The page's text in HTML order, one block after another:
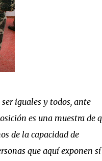
ser iguales y todos, ante
es una muestra de
de la capacidad de
que aquí exponen sí